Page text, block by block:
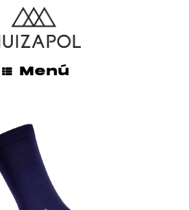
TODO MÉXICO EN LA COMPRA DE
Menú